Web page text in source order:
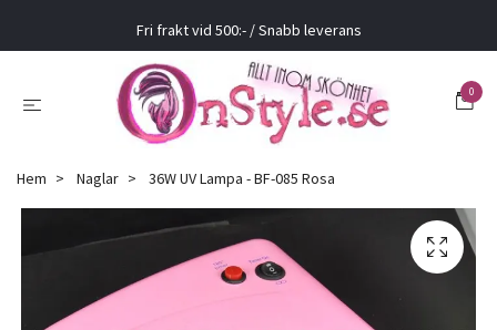
Fri frakt vid 500:- / Snabb leverans
0
Hem Naglar 36W UV Lampa - BF-085 Rosa